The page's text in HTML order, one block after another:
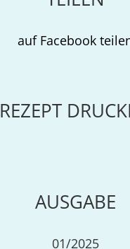
auf Facebook
REZEPT
AUSGABE
01/2025